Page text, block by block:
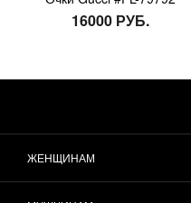
16000 РУБ.
ЖЕНЩИНАМ